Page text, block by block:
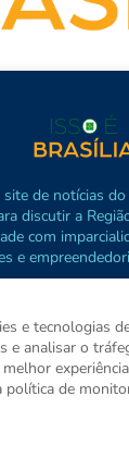
de notícias
discutir a
com
e
e tecnologias
e analisar o
política de